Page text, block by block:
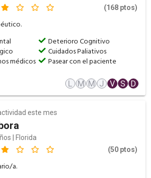
(168 ptos)
Deterioro Cognitivo
Cuidados Paliativos
médicos
Pasear con el paciente
L M M J V S D
este mes
| Florida
(50 ptos)
a.